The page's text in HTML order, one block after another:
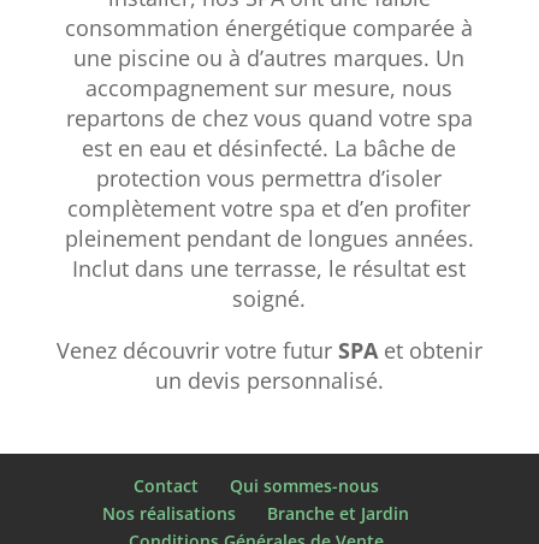
consommation énergétique comparée à
une piscine ou à d’autres marques. Un
accompagnement sur mesure, nous
repartons de chez vous quand votre spa
est en eau et désinfecté. La bâche de
protection vous permettra d’isoler
complètement votre spa et d’en profiter
pleinement pendant de longues années.
Inclut dans une terrasse, le résultat est
soigné.
Venez découvrir votre futur SPAet obtenir
un devis personnalisé.
Contact
Qui sommes-nous
Nos réalisations
Branche et Jardin